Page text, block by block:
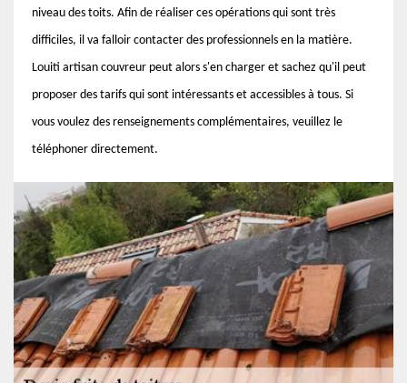
niveau des toits. Afin de réaliser ces opérations qui sont très
difficiles, il va falloir contacter des professionnels en la matière.
Louiti artisan couvreur peut alors s'en charger et sachez qu'il peut
proposer des tarifs qui sont intéressants et accessibles à tous. Si
vous voulez des renseignements complémentaires, veuillez le
téléphoner directement.